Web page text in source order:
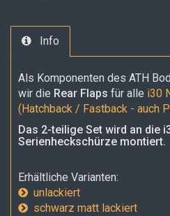
Info
Als Komponenten des ATH
wir die Rear Flaps für alle i30
(Hatchback / Fastback - auch
Das 2-teilige Set wird an die
Serienheckschürze montiert.
Erhältliche Varianten:
unlackiert
schwarz matt lackiert